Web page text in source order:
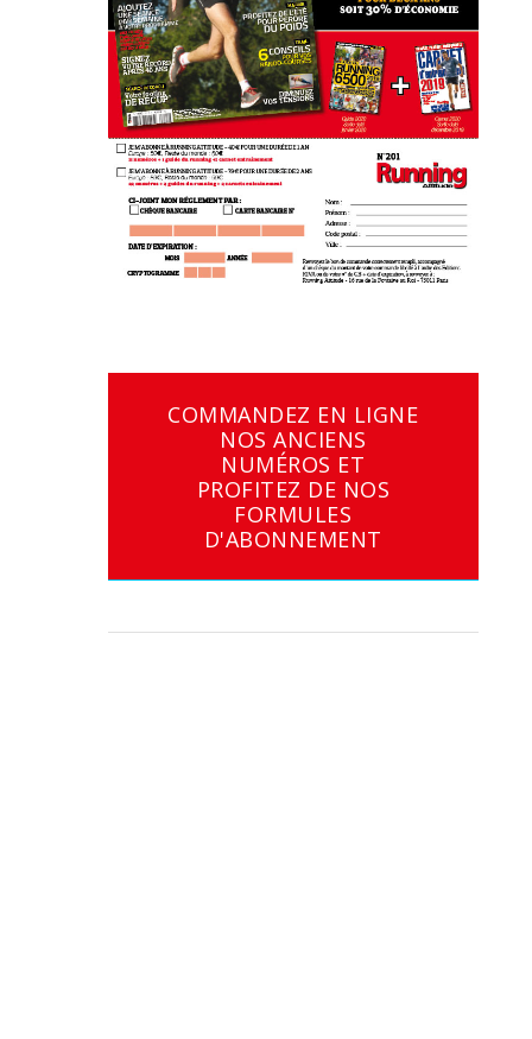
COMMANDEZ EN LIGNE
NOS ANCIENS
NUMÉROS ET
PROFITEZ DE NOS
FORMULES
D'ABONNEMENT